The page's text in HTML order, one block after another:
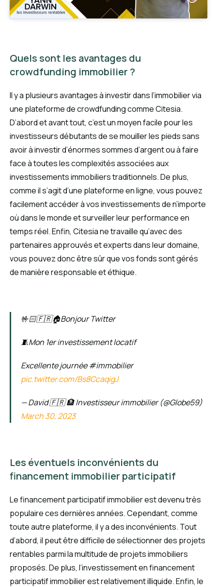
Quels sont les avantages du
crowdfunding immobilier ?
Il y a plusieurs avantages à investir dans l’immobilier via
une plateforme de crowdfunding comme Citesia.
D’abord et avant tout, c’est un moyen facile pour les
investisseurs débutants de se mouiller les pieds sans
avoir à investir d’énormes sommes d’argent ou à faire
face à toutes les complexités associées aux
investissements immobiliers traditionnels. De plus,
comme il s’agit d’une plateforme en ligne, vous pouvez
facilement accéder à vos investissements de n’importe
où dans le monde et surveiller leur performance en
temps réel. Enfin, Citesia ne travaille qu’avec des
partenaires approuvés et experts dans leur domaine,
vous pouvez donc être sûr que vos fonds sont gérés
de manière responsable et éthique.
🤟🏻🇫🇷🏠Bonjour Twitter
🧵Mon 1er investissement locatif
Excellente journée #immobilier
pic.twitter.com/Bs8CcaqigJ
— David 🇫🇷 🏦 Investisseur immobilier (@Globe59)
March 30, 2023
Les éventuels inconvénients du
financement immobilier participatif
Le financement participatif immobilier est devenu très
populaire ces dernières années. Cependant, comme
toute autre plateforme, il y a des inconvénients. Tout
d’abord, il peut être difficile de sélectionner des projets
rentables parmi la multitude de projets immobiliers
proposés. De plus, l’investissement en financement
participatif immobilier est relativement illiquide. Enfin, le